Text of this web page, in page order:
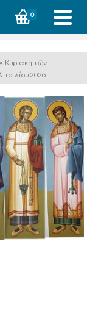
0
» Κυριακή τῶν
2026